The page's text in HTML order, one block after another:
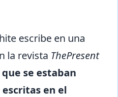
escribe en una
la revista ThePresent
se estaban
en el